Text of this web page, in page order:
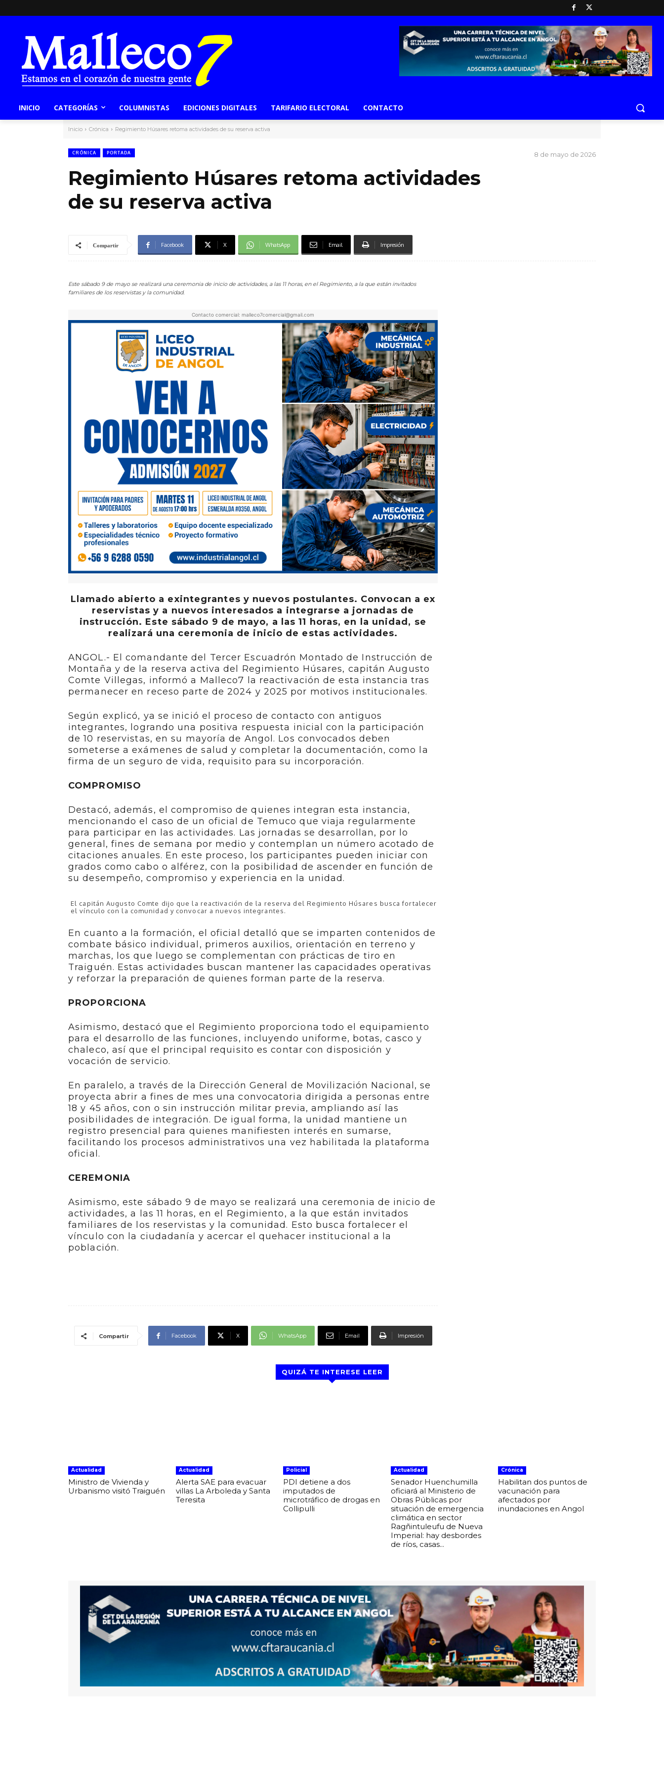
INICIO CATEGORÍAS COLUMNISTAS EDICIONES DIGITALES TARIFARIO ELECTORAL CONTACTO
Inicio Crónica Regimiento Húsares retoma actividades de su reserva activa
CRÓNICA PORTADA 8 de mayo de 2026
Regimiento Húsares retoma actividades
de su reserva activa
Compartir Facebook X WhatsApp Email Impresión
Este sábado 9 de mayo se realizará una ceremonia de inicio de actividades, a las 11 horas, en el Regimiento, a la que están invitados
familiares de los reservistas y la comunidad.
Contacto comercial: malleco7comercial@gmail.com
Llamado abierto a exintegrantes y nuevos postulantes. Convocan a ex
reservistas y a nuevos interesados a integrarse a jornadas de
instrucción. Este sábado 9 de mayo, a las 11 horas, en la unidad, se
realizará una ceremonia de inicio de estas actividades.
ANGOL.- El comandante del Tercer Escuadrón Montado de Instrucción de
Montaña y de la reserva activa del Regimiento Húsares, capitán Augusto
Comte Villegas, informó a Malleco7 la reactivación de esta instancia tras
permanecer en receso parte de 2024 y 2025 por motivos institucionales.
Según explicó, ya se inició el proceso de contacto con antiguos
integrantes, logrando una positiva respuesta inicial con la participación
de 10 reservistas, en su mayoría de Angol. Los convocados deben
someterse a exámenes de salud y completar la documentación, como la
firma de un seguro de vida, requisito para su incorporación.
COMPROMISO
Destacó, además, el compromiso de quienes integran esta instancia,
mencionando el caso de un oficial de Temuco que viaja regularmente
para participar en las actividades. Las jornadas se desarrollan, por lo
general, fines de semana por medio y contemplan un número acotado de
citaciones anuales. En este proceso, los participantes pueden iniciar con
grados como cabo o alférez, con la posibilidad de ascender en función de
su desempeño, compromiso y experiencia en la unidad.
El capitán Augusto Comte dijo que la reactivación de la reserva del Regimiento Húsares busca fortalecer
el vínculo con la comunidad y convocar a nuevos integrantes.
En cuanto a la formación, el oficial detalló que se imparten contenidos de
combate básico individual, primeros auxilios, orientación en terreno y
marchas, los que luego se complementan con prácticas de tiro en
Traiguén. Estas actividades buscan mantener las capacidades operativas
y reforzar la preparación de quienes forman parte de la reserva.
PROPORCIONA
Asimismo, destacó que el Regimiento proporciona todo el equipamiento
para el desarrollo de las funciones, incluyendo uniforme, botas, casco y
chaleco, así que el principal requisito es contar con disposición y
vocación de servicio.
En paralelo, a través de la Dirección General de Movilización Nacional, se
proyecta abrir a fines de mes una convocatoria dirigida a personas entre
18 y 45 años, con o sin instrucción militar previa, ampliando así las
posibilidades de integración. De igual forma, la unidad mantiene un
registro presencial para quienes manifiesten interés en sumarse,
facilitando los procesos administrativos una vez habilitada la plataforma
oficial.
CEREMONIA
Asimismo, este sábado 9 de mayo se realizará una ceremonia de inicio de
actividades, a las 11 horas, en el Regimiento, a la que están invitados
familiares de los reservistas y la comunidad. Esto busca fortalecer el
vínculo con la ciudadanía y acercar el quehacer institucional a la
población.
Compartir Facebook X WhatsApp Email Impresión
QUIZÁ TE INTERESE LEER
Actualidad
Ministro de Vivienda y
Urbanismo visitó Traiguén
Actualidad
Alerta SAE para evacuar
villas La Arboleda y Santa
Teresita
Policial
PDI detiene a dos
imputados de
microtráfico de drogas en
Collipulli
Actualidad
Senador Huenchumilla
oficiará al Ministerio de
Obras Públicas por
situación de emergencia
climática en sector
Ragñintuleufu de Nueva
Imperial: hay desbordes
de ríos, casas...
Crónica
Habilitan dos puntos de
vacunación para
afectados por
inundaciones en Angol